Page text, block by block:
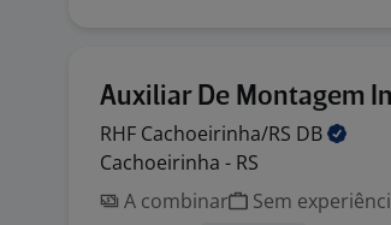
Auxiliar De Montagem
RHF Cachoeirinha/RS DB
Cachoeirinha - RS
A combinar
Sem